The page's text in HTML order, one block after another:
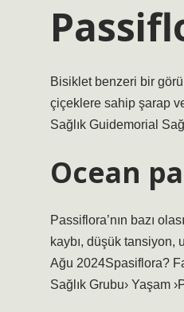
Bisiklet benzeri bir
çiçeklere sahip şarap
Sağlık Guidemorial
Ocean
Passiflora’nın bazı
kaybı, düşük
Ağu 2024Spasiflora?
Sağlık Grubu› Yaşam